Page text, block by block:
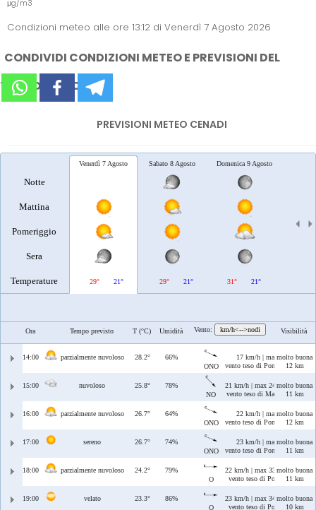
μg/m3
Condizioni meteo alle ore 13:12 di Venerdì 7 Agosto 2026
CONDIVIDI CONDIZIONI METEO E PREVISIONI DEL
TEMPO SUI SOCIAL
PREVISIONI METEO CENADI
Notte
Mattina
Pomeriggio
Sera
Temperature
Venerdì 7 Agosto
29° 21°
Sabato 8 Agosto
29° 21°
Domenica 9 Agosto
31° 21°
Ora Tempo previsto T (°C) Umidità Vento: km/h<-->nodi Visibilità
14:00 parzialmente nuvoloso 28.2°
66%
ONO
17 km/h | max 17 km/h
vento teso di Ponente/Maestrale
molto buona
12 km
15:00 nuvoloso 25.8°
78%
NO
21 km/h | max 24 km/h
vento teso di Maestrale
molto buona
11 km
16:00 parzialmente nuvoloso 26.7°
64%
ONO
22 km/h | max 29 km/h
vento teso di Ponente/Maestrale
molto buona
12 km
17:00 sereno 26.7°
74%
ONO
23 km/h | max 27 km/h
vento teso di Ponente/Maestrale
molto buona
11 km
18:00 parzialmente nuvoloso 24.2°
79%
O
22 km/h | max 33 km/h
vento teso di Ponente
molto buona
11 km
19:00 velato 23.3°
86%
O
23 km/h | max 34 km/h
vento teso di Ponente
molto buona
10 km